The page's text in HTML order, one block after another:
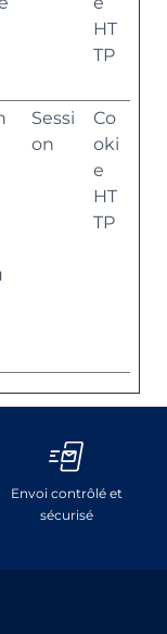
HT
TP
Sessi
on
Co
oki
e
HT
TP
Envoi contrôlé et
sécurisé